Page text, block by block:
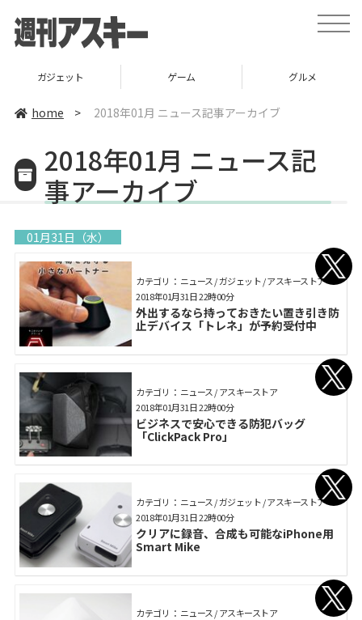
toggle
ガジェット ゲーム グルメ
home > 2018年01月 ニュース記事アーカイブ
2018年01月 ニュース記
事アーカイブ
01月31日（水）
カテゴリ： ニュース / ガジェット / アスキーストア
外出するなら持っておきたい置き引き防
止デバイス「トレネ」が予約受付中
2018年01月31日 22時00分
カテゴリ： ニュース / アスキーストア
ビジネスで安心できる防犯バッグ
「ClickPack Pro」
2018年01月31日 22時00分
カテゴリ： ニュース / ガジェット / アスキーストア
クリアに録音、合成も可能なiPhone用
Smart Mike
2018年01月31日 22時00分
カテゴリ： ニュース / アスキーストア